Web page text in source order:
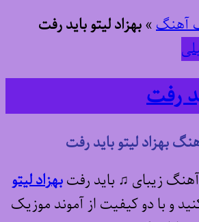
آهنگ»بهزاد لیتو باید رفت
رفت
بهزاد لیتو باید رفت
آهنگ زیبای ♫ باید رفتبهزاد لیتو
و با دو کیفیت از آموند موزیک